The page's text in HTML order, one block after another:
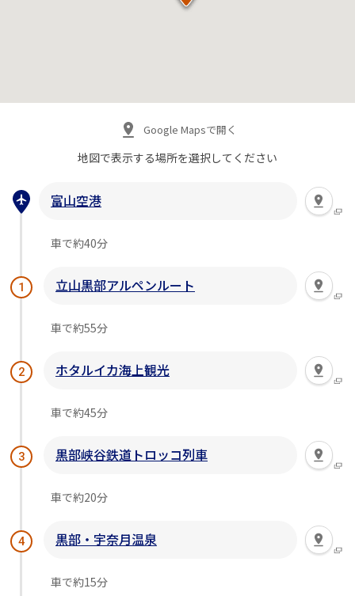
Google Mapsで開く
地図で表示する場所を選択してください
富山空港
車で約40分
1 立山黒部アルペンルート
車で約55分
2 ホタルイカ海上観光
車で約45分
3 黒部峡谷鉄道トロッコ列車
車で約20分
4 黒部・宇奈月温泉
車で約15分